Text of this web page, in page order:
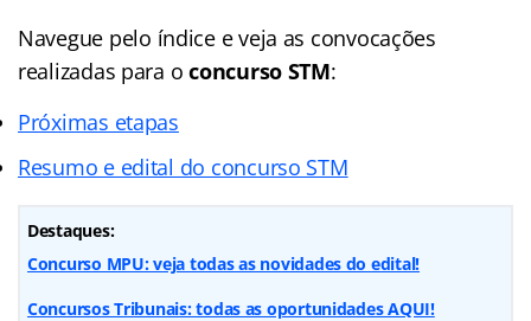
Navegue pelo índicee veja as convocações
realizadas para oconcurso STM:
Próximas etapas
Resumo e edital do concurso STM
Destaques:
Concurso MPU: veja todas as novidades do edital!
Concursos Tribunais: todas as oportunidades AQUI!